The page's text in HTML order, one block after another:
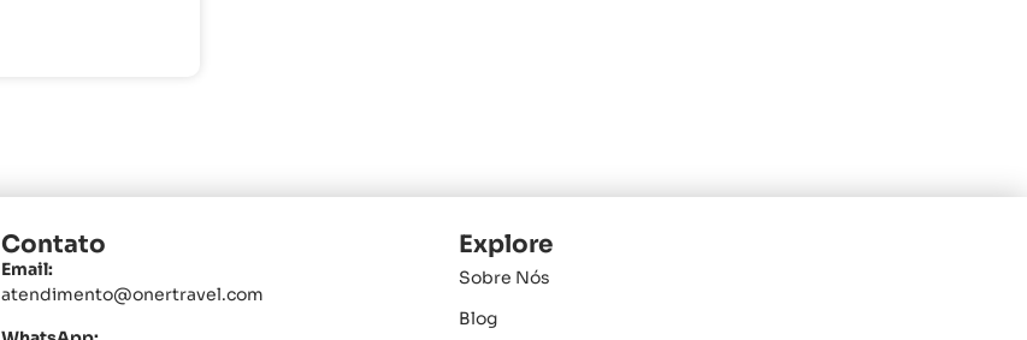
Contato
Email:
atendimento@onertravel.com
Explore
Sobre Nós
Blog